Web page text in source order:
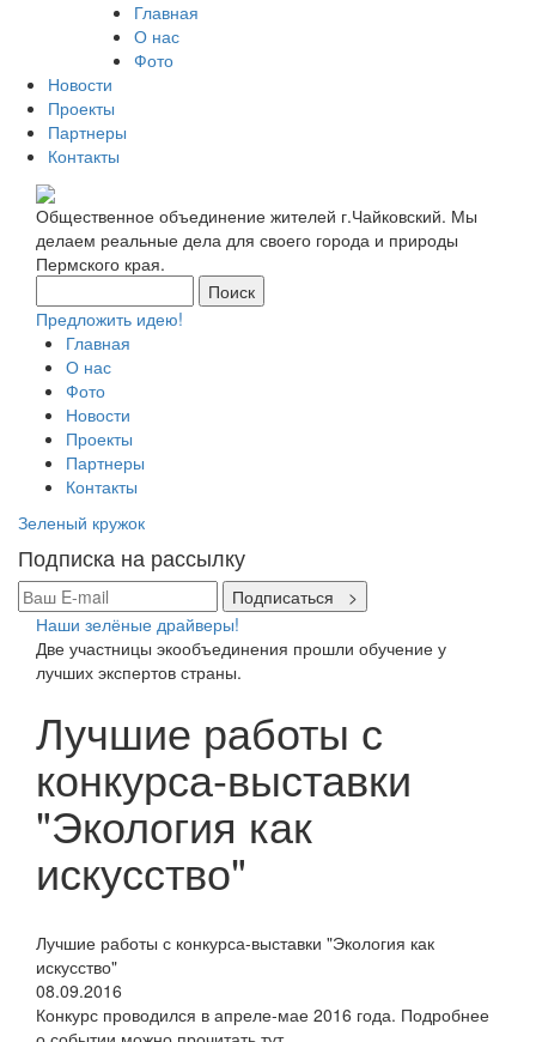
Главная
О нас
Фото
Новости
Проекты
Партнеры
Контакты
Общественное объединение жителей г.Чайковский. Мы
делаем реальные дела для своего города и природы
Пермского края.
Предложить идею!
Главная
О нас
Фото
Новости
Проекты
Партнеры
Контакты
Зеленый кружок
Подписка на рассылку
Подписаться >
Наши зелёные драйверы!
Две участницы экообъединения прошли обучение у
лучших экспертов страны.
Лучшие работы с
конкурса-выставки
"Экология как
искусство"
Лучшие работы с конкурса-выставки "Экология как
искусство"
08.09.2016
Конкурс проводился в апреле-мае 2016 года. Подробнее